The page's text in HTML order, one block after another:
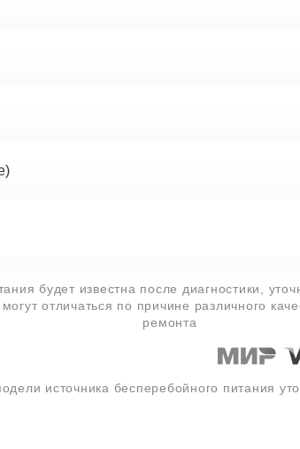
будет известна после диагностики,
отличаться по причине различного
ремонта
источника бесперебойного питания